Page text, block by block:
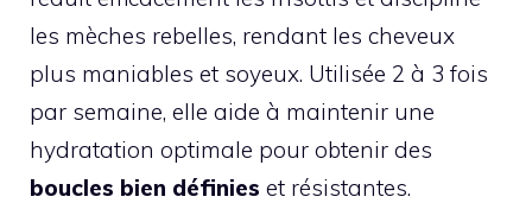
les mèches rebelles, rendant les cheveux
plus maniables et soyeux. Utilisée 2 à 3 fois
par semaine, elle aide à maintenir une
hydratation optimale pour obtenir des
boucles bien définies et résistantes.